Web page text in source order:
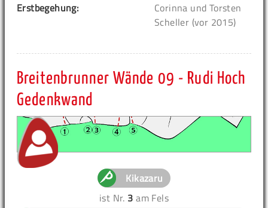
Erstbegehung:
Corinna und Torsten
Scheller (vor 2015)
Breitenbrunner Wände 09 - Rudi Hoch
Gedenkwand
Kikazaru
ist Nr. 3 am Fels